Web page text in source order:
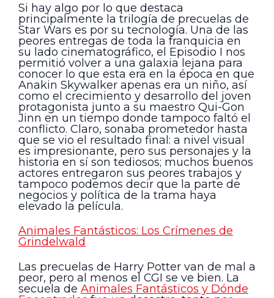
Si hay algo por lo que destaca
principalmente la trilogía de precuelas de
Star Wars es por su tecnología. Una de las
peores entregas de toda la franquicia en
su lado cinematográfico, el Episodio I nos
permitió volver a una galaxia lejana para
conocer lo que esta era en la época en que
Anakin Skywalker apenas era un niño, así
como el crecimiento y desarrollo del joven
protagonista junto a su maestro Qui-Gon
Jinn en un tiempo donde tampoco faltó el
conflicto. Claro, sonaba prometedor hasta
que se vio el resultado final: a nivel visual
es impresionante, pero sus personajes y la
historia en sí son tediosos; muchos buenos
actores entregaron sus peores trabajos y
tampoco podemos decir que la parte de
negocios y política de la trama haya
elevado la película.
Animales Fantásticos: Los Crímenes de
Grindelwald
Las precuelas de Harry Potter van de mal a
peor, pero al menos el CGI se ve bien. La
secuela de Animales Fantásticos y Dónde